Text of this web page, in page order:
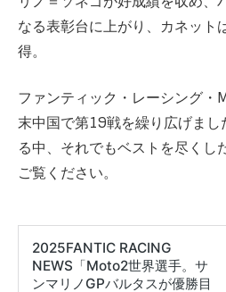
なる表彰台に上がり、カネット
得。
ファンティック・レーシング・
末中国で第19戦を繰り広げま
る中、それでもベストを尽くし
ご覧ください。